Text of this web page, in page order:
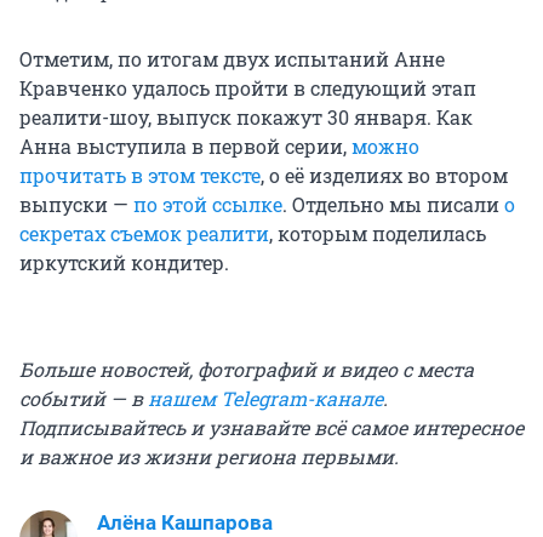
Отметим, по итогам двух испытаний Анне
Кравченко удалось пройти в следующий этап
реалити-шоу, выпуск покажут 30 января. Как
Анна выступила в первой серии,можно
прочитать в этом тексте, о её изделиях во втором
выпуски — по этой ссылке. Отдельно мы писалио
секретах съемок реалити, которым поделилась
иркутский кондитер.
Больше новостей, фотографий и видео с места
событий — в нашем Telegram-канале.
Подписывайтесь и узнавайте всё самое интересное
и важное из жизни региона первыми.
Алёна Кашпарова